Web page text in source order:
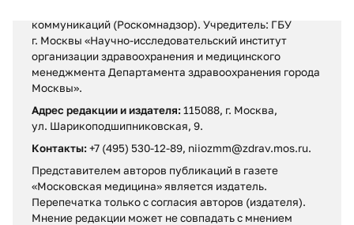
коммуникаций (Роскомнадзор). Учредитель: ГБУ
г. Москвы «Научно-исследовательский институт
организации здравоохранения и медицинского
менеджмента Департамента здравоохранения города
Москвы».
Адрес редакции и издателя: 115088, г. Москва,
ул. Шарикоподшипниковская, 9.
Контакты: +7 (495) 530-12-89, niiozmm@zdrav.mos.ru.
Представителем авторов публикаций в газете
«Московская медицина» является издатель.
Перепечатка только с согласия авторов (издателя).
Мнение редакции может не совпадать c мнением